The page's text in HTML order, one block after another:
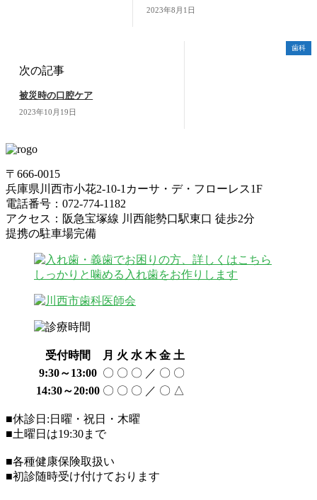
2023年8月1日
歯科
次の記事
被災時の口腔ケア
2023年10月19日
〒666-0015
兵庫県川西市小花2-10-1カーサ・デ・フローレス1F
電話番号：072-774-1182
アクセス：阪急宝塚線 川西能勢口駅東口 徒歩2分
提携の駐車場完備
受付時間 月 火 水 木 金 土
9:30～13:00 〇 〇 〇 ／ 〇 〇
14:30～20:00 〇 〇 〇 ／ 〇 △
■休診日:日曜・祝日・木曜
■土曜日は19:30まで
■各種健康保険取扱い
■初診随時受け付けております